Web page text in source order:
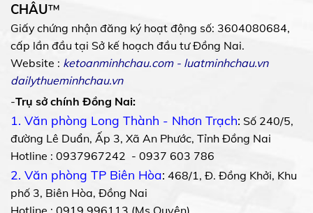
CHÂU™
Giấy chứng nhận đăng ký hoạt động số: 3604080684,
cấp lần đầu tại Sở kế hoạch đầu tư Đồng Nai.
Website : ketoanminhchau.com- luatminhchau.vn
dailythueminhchau.vn
-Trụ sở chính Đồng Nai:
1. Văn phòng Long Thành - Nhơn Trạch: Số 240/5,
đường Lê Duẩn, Ấp 3, Xã An Phước, Tỉnh Đồng Nai
Hotline : 0937967242 - 0937 603 786
2. Văn phòng TP Biên Hòa: 468/1, Đ. Đồng Khởi, Khu
phố 3, Biên Hòa, Đồng Nai
Hotline : 0919 996113 (Ms Quyên)